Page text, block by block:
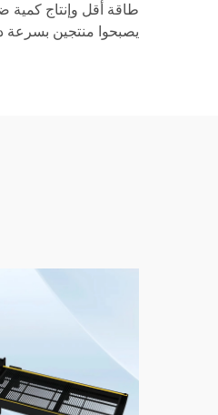
طاقة أقل وإنتاج كمية
يصبحوا منتجين